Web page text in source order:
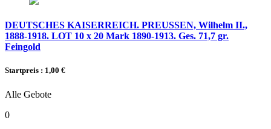
DEUTSCHES KAISERREICH. PREUSSEN, Wilhelm II.,
1888-1918. LOT 10 x 20 Mark 1890-1913. Ges. 71,7 gr.
Feingold
Startpreis : 1,00 €
Alle Gebote
0